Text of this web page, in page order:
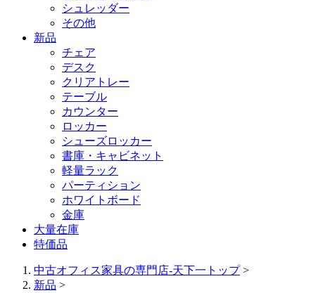
シュレッダー
その他
新品
チェア
デスク
クリアトレー
テーブル
カウンター
ロッカー
シューズロッカー
書庫・キャビネット
軽量ラック
パーティション
ホワイトボード
金庫
大量在庫
特価品
中古オフィス家具の専門店-天下一トップ>
新品 >